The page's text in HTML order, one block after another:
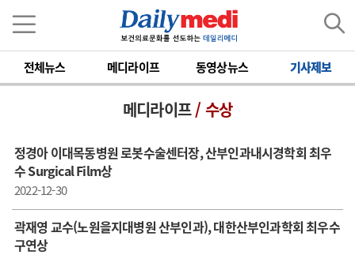
전체뉴스 메디라이프 동영상뉴스 기사제보
메디라이프/ 수상
정경아 이대목동병원 로봇수술센터장, 산부인과내시경학회 최우
수 Surgical Film상
2022-12-30
곽재영 교수(노원을지대병원 산부인과), 대한산부인과학회 최우수
구연상